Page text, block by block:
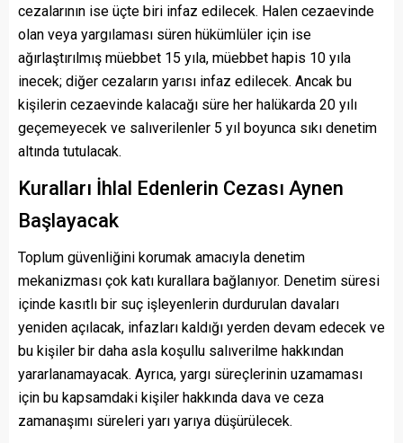
cezalarının ise üçte biri infaz edilecek. Halen cezaevinde
olan veya yargılaması süren hükümlüler için ise
ağırlaştırılmış müebbet 15 yıla, müebbet hapis 10 yıla
inecek; diğer cezaların yarısı infaz edilecek. Ancak bu
kişilerin cezaevinde kalacağı süre her halükarda 20 yılı
geçemeyecek ve salıverilenler 5 yıl boyunca sıkı denetim
altında tutulacak.
Kuralları İhlal Edenlerin Cezası Aynen
Başlayacak
Toplum güvenliğini korumak amacıyla denetim
mekanizması çok katı kurallara bağlanıyor. Denetim süresi
içinde kasıtlı bir suç işleyenlerin durdurulan davaları
yeniden açılacak, infazları kaldığı yerden devam edecek ve
bu kişiler bir daha asla koşullu salıverilme hakkından
yararlanamayacak. Ayrıca, yargı süreçlerinin uzamaması
için bu kapsamdaki kişiler hakkında dava ve ceza
zamanaşımı süreleri yarı yarıya düşürülecek.